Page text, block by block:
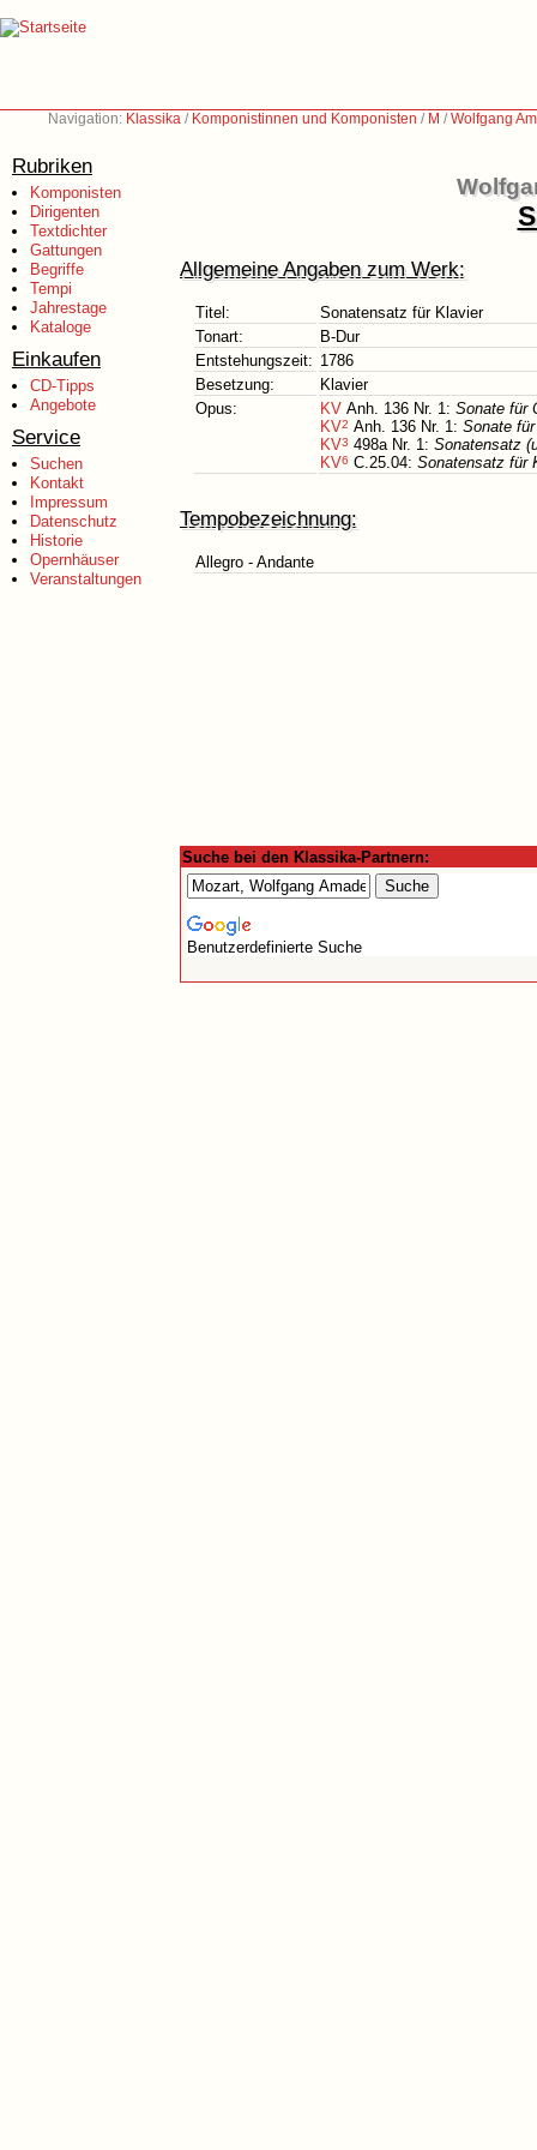
Navigation: Klassika / Komponistinnen und Komponisten / M /Wolfgang
Rubriken
Komponisten
Dirigenten
Textdichter
Gattungen
Begriffe
Tempi
Jahrestage
Kataloge
Einkaufen
CD-Tipps
Angebote
Service
Suchen
Kontakt
Impressum
Datenschutz
Historie
Opernhäuser
Veranstaltungen
Allgemeine Angaben zum Werk:
Titel:
Sonatensatz für Klavier
Tonart:
B-Dur
Entstehungszeit: 1786
Besetzung:
Klavier
Opus:
KV Anh. 136 Nr. 1: Sonate für
KV2 Anh. 136 Nr. 1: Sonate
KV3 498a Nr. 1: Sonatensatz
KV6 C.25.04: Sonatensatz für
Tempobezeichnung:
Allegro - Andante
Suche bei den Klassika-Partnern:
Benutzerdefinierte Suche